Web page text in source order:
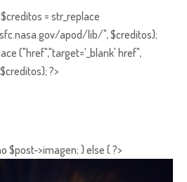
= str_replace
apod/lib/", $creditos);
("href","target='_blank' href",
$creditos); ?>
$post->imagen; } else { ?>